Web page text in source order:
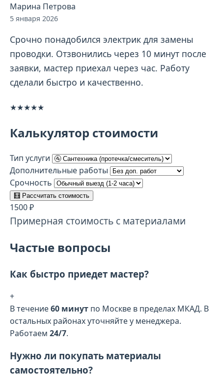
Марина Петрова
5 января 2026
Срочно понадобился электрик для замены
проводки. Отзвонились через 10 минут после
заявки, мастер приехал через час. Работу
сделали быстро и качественно.
★★★★★
Калькулятор стоимости
Тип услуги
Дополнительные работы
Срочность
🧮 Рассчитать стоимость
1500 ₽
Примерная стоимость с материалами
Частые вопросы
Как быстро приедет мастер?
+
В течение60 минут по Москве в пределах МКАД. В
остальных районах уточняйте у менеджера.
Работаем 24/7.
Нужно ли покупать материалы
самостоятельно?